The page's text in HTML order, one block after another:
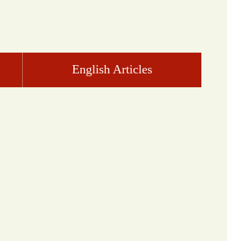
English Articles